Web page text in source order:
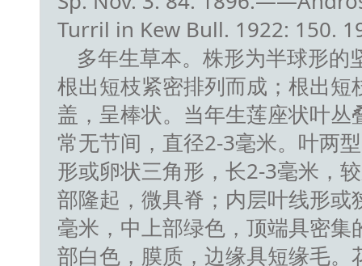
Turril in Kew Bull. 1922: 150.
多年生草本。株形为半球形的
根出短枝紧密排列而成；根出短
盖，呈棒状。当年生莲座状叶丛
常无节间，直径2-3毫米。叶两
形或卵状三角形，长2-3毫米，
部隆起，微具脊；内层叶线形或
毫米，中上部绿色，顶端具密集
部白色，膜质，边缘具短缘毛。